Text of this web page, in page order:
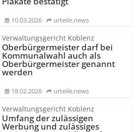
10.03.2026 urteile.news
Verwaltungsgericht Koblenz
Oberbürgermeister darf bei
Kommunalwahl auch als
Oberbürgermeister genannt
werden
18.02.2026 urteile.news
Verwaltungsgericht Koblenz
Umfang der zulässigen
Werbung und zulässiges